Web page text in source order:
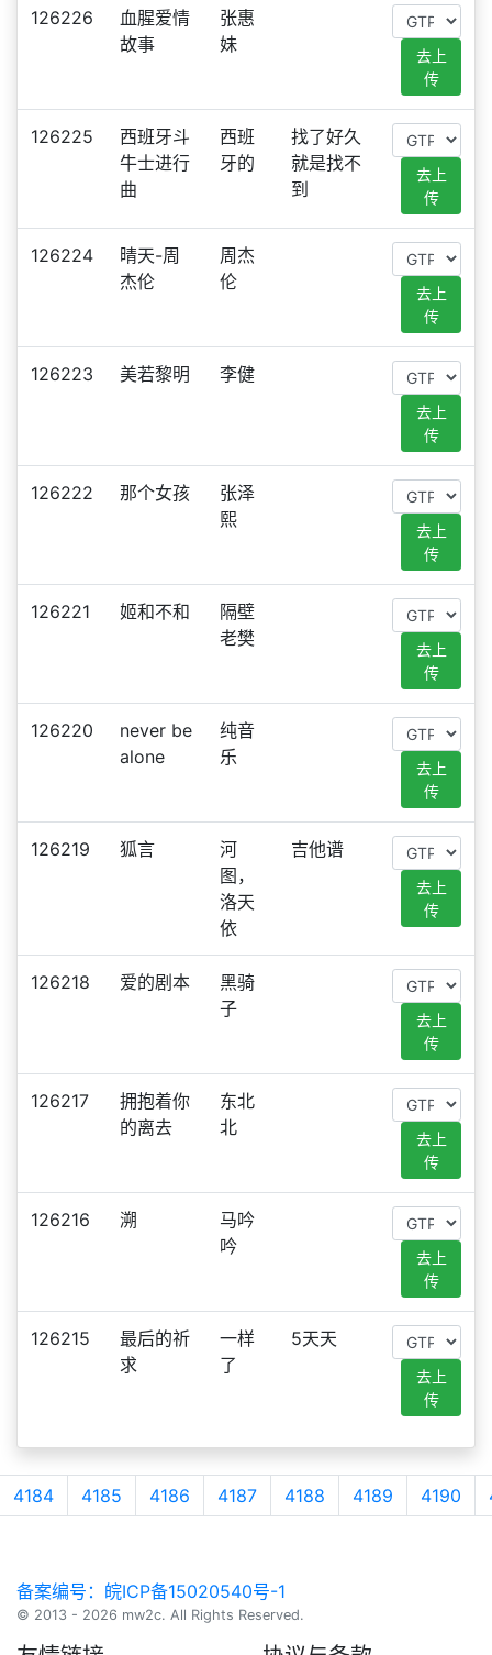
126226
血腥爱情
故事
张惠
妹
去上
传
126225
西班牙斗
牛士进行
曲
西班
牙的
找了好久
就是找不
到
去上
传
126224
晴天-周
杰伦
周杰
伦
去上
传
126223 美若黎明 李健
去上
传
126222 那个女孩
张泽
熙
去上
传
126221 姬和不和
隔壁
老樊
去上
传
126220
never be
alone
纯音
乐
去上
传
126219 狐言
河
图，
洛天
依
吉他谱
去上
传
126218 爱的剧本
黑骑
子
去上
传
126217
拥抱着你
的离去
东北
北
去上
传
126216 溯
马吟
吟
去上
传
126215
最后的祈
求
一样
了
5天天
去上
传
4184 4185 4186 4187 4188 4189 4190
备案编号：皖ICP备15020540号-1
© 2013 - 2026 mw2c. All Rights Reserved.